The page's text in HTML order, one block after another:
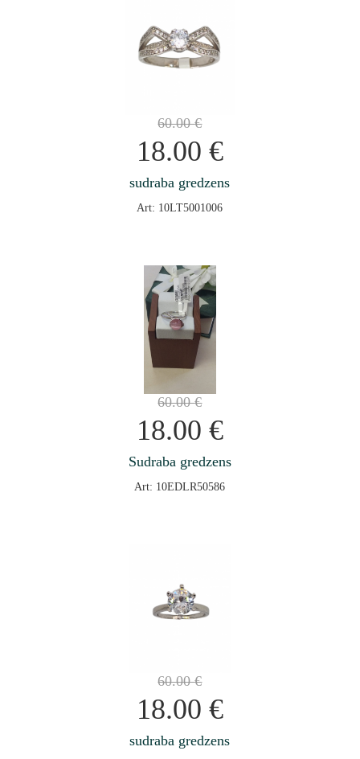
60.00€
18.00 €
sudraba gredzens
Art: 10LT5001006
60.00€
18.00 €
Sudraba gredzens
Art: 10EDLR50586
60.00€
18.00 €
sudraba gredzens